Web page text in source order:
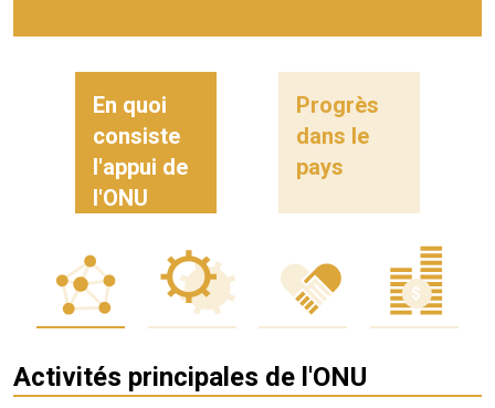
En quoi
consiste
l'appui de
l'ONU
Progrès
dans le
pays
Activités principales de l'ONU